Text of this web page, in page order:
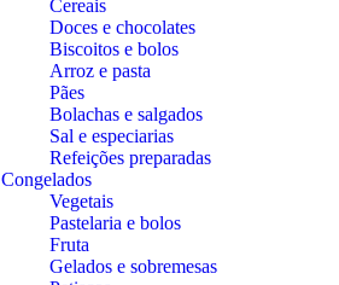
Cereais
Doces e chocolates
Biscoitos e bolos
Arroz e pasta
Pães
Bolachas e salgados
Sal e especiarias
Refeições preparadas
Congelados
Vegetais
Pastelaria e bolos
Fruta
Gelados e sobremesas